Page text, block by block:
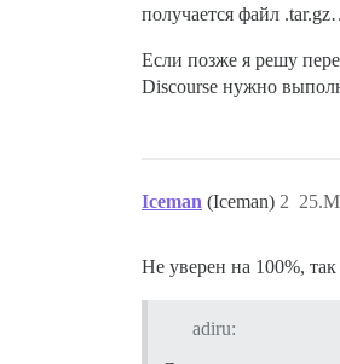
получается файл
Если позже я решу
Discourse нужно
Iceman (Iceman) 2
Не уверен на 100%,
adiru: